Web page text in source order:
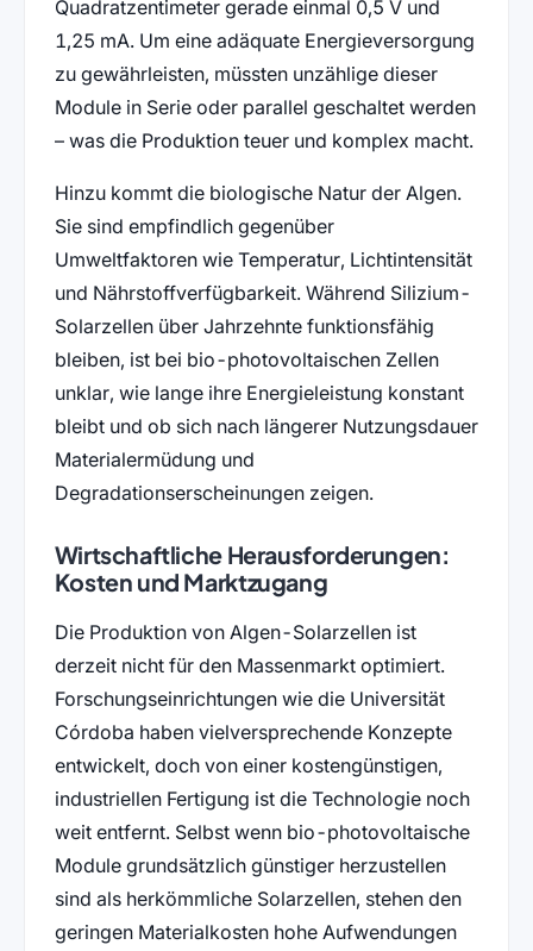
Quadratzentimeter gerade einmal 0,5 V und
1,25 mA. Um eine adäquate Energieversorgung
zu gewährleisten, müssten unzählige dieser
Module in Serie oder parallel geschaltet werden
– was die Produktion teuer und komplex macht.
Hinzu kommt die biologische Natur der Algen.
Sie sind empfindlich gegenüber
Umweltfaktoren wie Temperatur, Lichtintensität
und Nährstoffverfügbarkeit. Während Silizium-
Solarzellen über Jahrzehnte funktionsfähig
bleiben, ist bei bio-photovoltaischen Zellen
unklar, wie lange ihre Energieleistung konstant
bleibt und ob sich nach längerer Nutzungsdauer
Materialermüdung und
Degradationserscheinungen zeigen.
Wirtschaftliche Herausforderungen:
Kosten und Marktzugang
Die Produktion von Algen-Solarzellen ist
derzeit nicht für den Massenmarkt optimiert.
Forschungseinrichtungen wie die Universität
Córdoba haben vielversprechende Konzepte
entwickelt, doch von einer kostengünstigen,
industriellen Fertigung ist die Technologie noch
weit entfernt. Selbst wenn bio-photovoltaische
Module grundsätzlich günstiger herzustellen
sind als herkömmliche Solarzellen, stehen den
geringen Materialkosten hohe Aufwendungen